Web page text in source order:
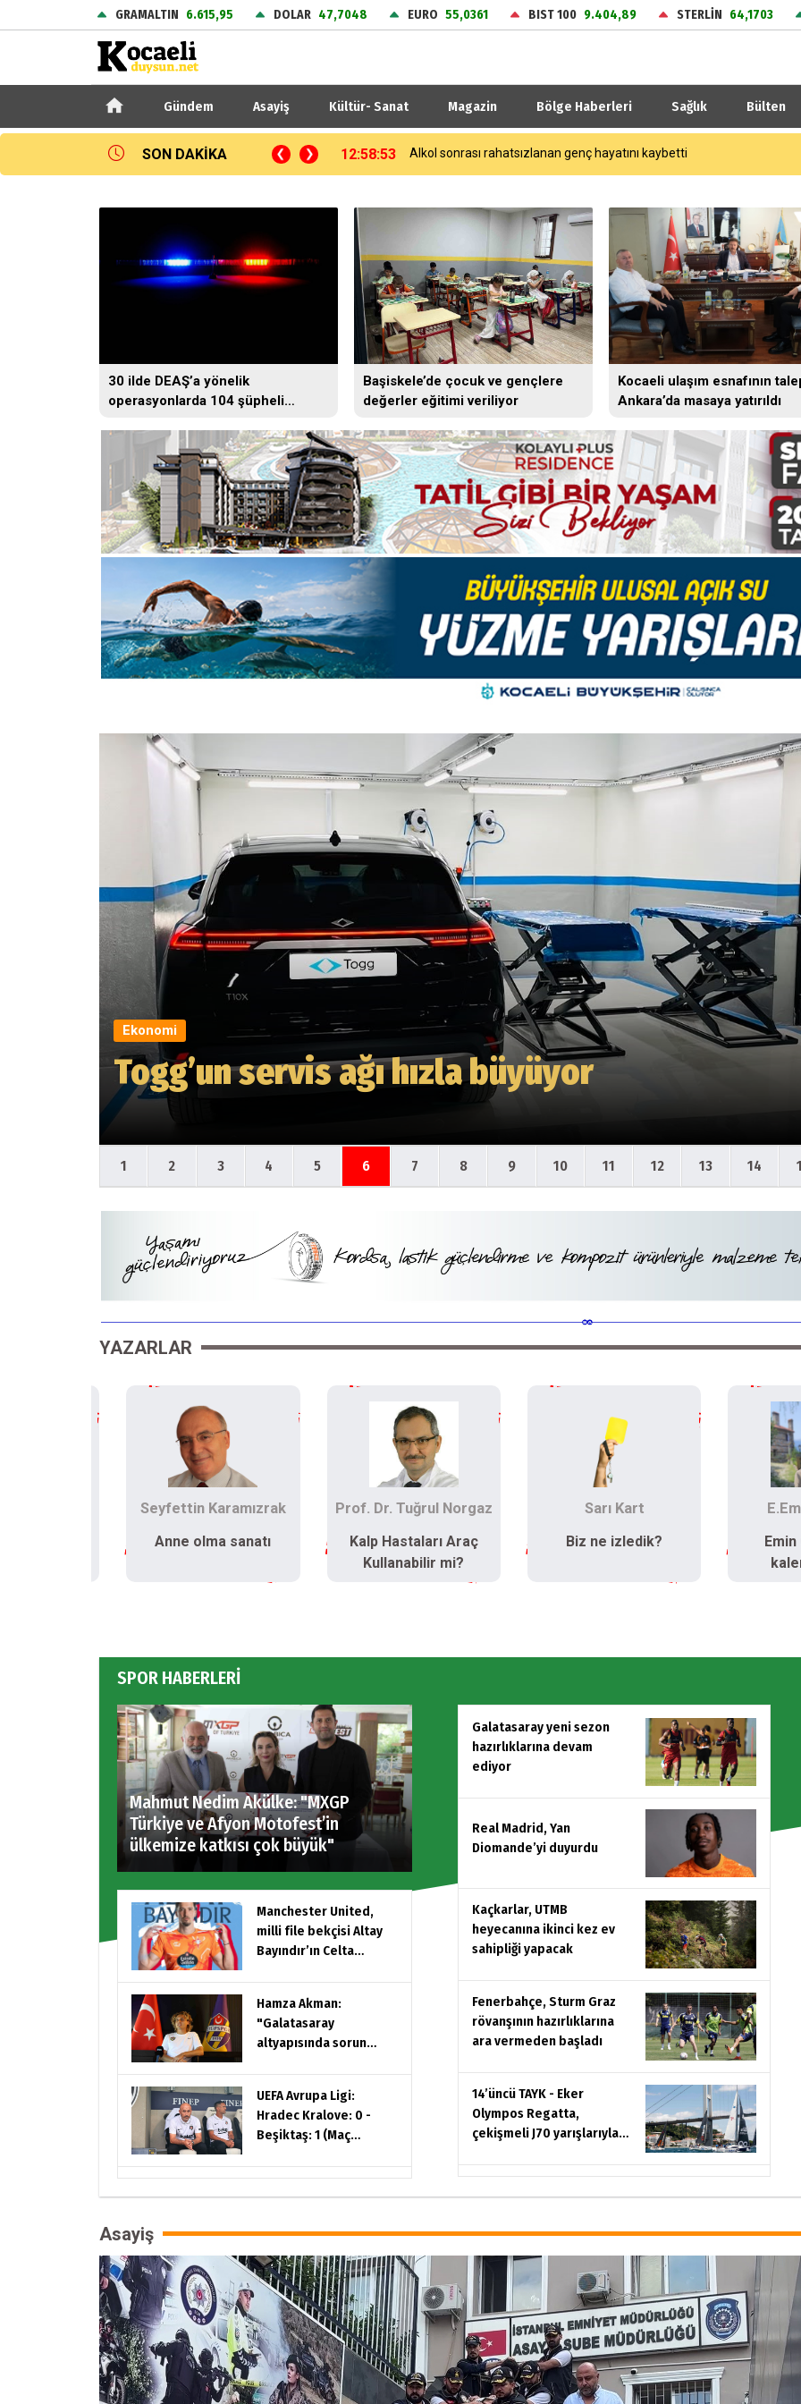
GRAMALTIN 6.615,95 DOLAR 47,7048 EURO 55,0361 BIST 100 9.404,89 STERLİN 64,1703
Gündem Asayiş Kültür- Sanat Magazin Bölge Haberleri Sağlık Bülten
SON DAKİKA 12:32:26 Tavşancıl’a yeni sosyal tesis
30 ilde DEAŞ’a yönelik
operasyonlarda 104 şüpheli
Başiskele’de çocuk ve gençlere
değerler eğitimi veriliyor
Kocaeli ulaşım esnafının
Ankara’da masaya yatırıldı
Ekonomi
Togg’un servis ağı hızla büyüyor
1 2 3 4 5 6 7 8 9 10 11 12 13 14
YAZARLAR
Prof. Dr. Tuğrul Norgaz
Kalp Hastaları Araç
Sarı Kart
Biz ne izledik?
E.Emin Öztürk
Emin Öztürk’ün
SPOR HABERLERİ
Mahmut Nedim Akülke: "MXGP
Türkiye ve Afyon Motofest’in
ülkemize katkısı çok büyük"
Manchester United,
milli file bekçisi Altay
Bayındır’ın Celta
Hamza Akman:
"Galatasaray
altyapısında sorun
UEFA Avrupa Ligi:
Hradec Kralove: 0 -
Beşiktaş: 1 (Maç
Galatasaray yeni sezon
hazırlıklarına devam
ediyor
Real Madrid, Yan
Diomande’yi duyurdu
Kaçkarlar, UTMB
heyecanına ikinci kez ev
sahipliği yapacak
Fenerbahçe, Sturm Graz
rövanşının hazırlıklarına
ara vermeden başladı
14’üncü TAYK - Eker
Olympos Regatta,
çekişmeli J70 yarışlarıyla
Asayiş